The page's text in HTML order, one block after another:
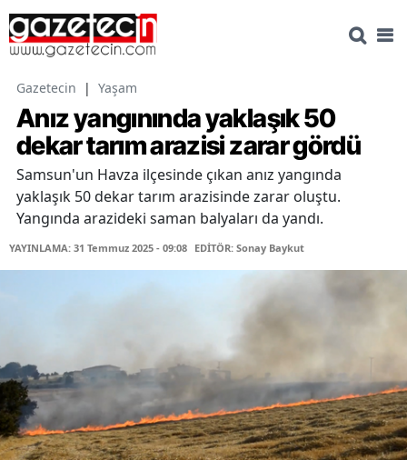
Gazetecin | Yaşam
Anız yangınında yaklaşık 50
dekar tarım arazisi zarar gördü
Samsun'un Havza ilçesinde çıkan anız yangında
yaklaşık 50 dekar tarım arazisinde zarar oluştu.
Yangında arazideki saman balyaları da yandı.
YAYINLAMA: 31 Temmuz 2025 - 09:08 EDİTÖR: Sonay Baykut